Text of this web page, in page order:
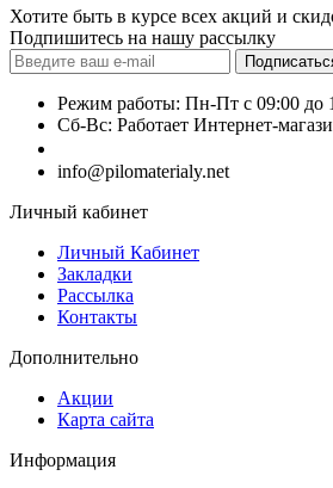
Хотите быть в курсе всех акций и
Подпишитесь на нашу рассылку
Режим работы: Пн-Пт с 09:00 до
Сб-Вс: Работает Интернет-
info@pilomaterialy.net
Личный кабинет
Личный Кабинет
Закладки
Рассылка
Контакты
Дополнительно
Акции
Карта сайта
Информация